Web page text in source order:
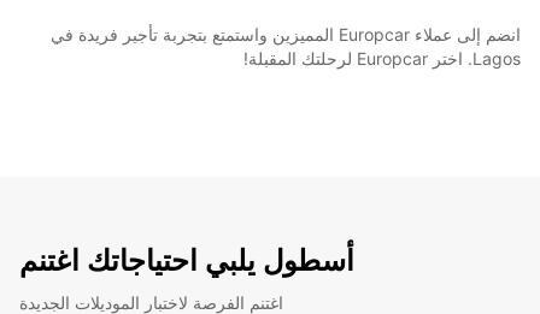
انضم إلى عملاء Europcar المميزين واستمتع بتجربة تأجير فريدة في
Lagos. اختر Europcar لرحلتك المقبلة!
أسطول يلبي احتياجاتك اغتنم
اغتنم الفرصة لاختبار الموديلات الجديدة